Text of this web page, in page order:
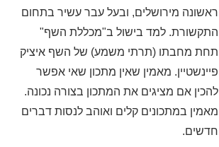
ראשונה מירושלים, ובעל עבר עשיר בתחום
התקשורת. למד בישול ב"מכללת השף"
תחת מחבתו (תרתי משמע) של השף איציק
פיינשטיין. מאמין שאין מתכון שאי אפשר
להכין אם מציגים את המתכון בצורה נכונה.
מאמין במתכונים קלים ואוהב לנסות דברים
חדשים.